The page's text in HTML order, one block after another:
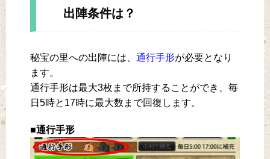
出陣条件は？
秘宝の里への出陣には、 通行手形が必要となり
ます。
通行手形は最大3枚まで所持することができ、毎
日5時と17時に最大数まで回復します。
■通行手形